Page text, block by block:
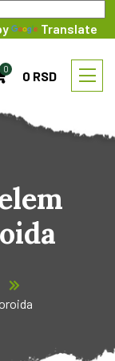
Translate
0 0 RSD